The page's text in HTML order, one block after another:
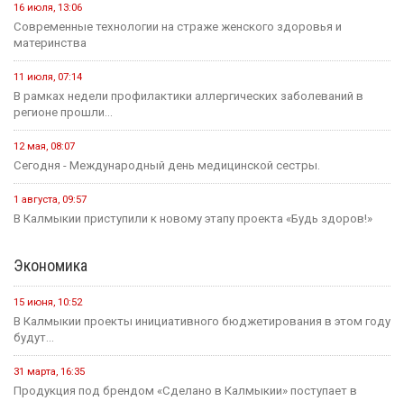
16 июля, 13:06
Современные технологии на страже женского здоровья и
материнства
11 июля, 07:14
В рамках недели профилактики аллергических заболеваний в
регионе прошли...
12 мая, 08:07
Сегодня - Международный день медицинской сестры.
1 августа, 09:57
В Калмыкии приступили к новому этапу проекта «Будь здоров!»
Экономика
15 июня, 10:52
В Калмыкии проекты инициативного бюджетирования в этом году
будут...
31 марта, 16:35
Продукция под брендом «Сделано в Калмыкии» поступает в